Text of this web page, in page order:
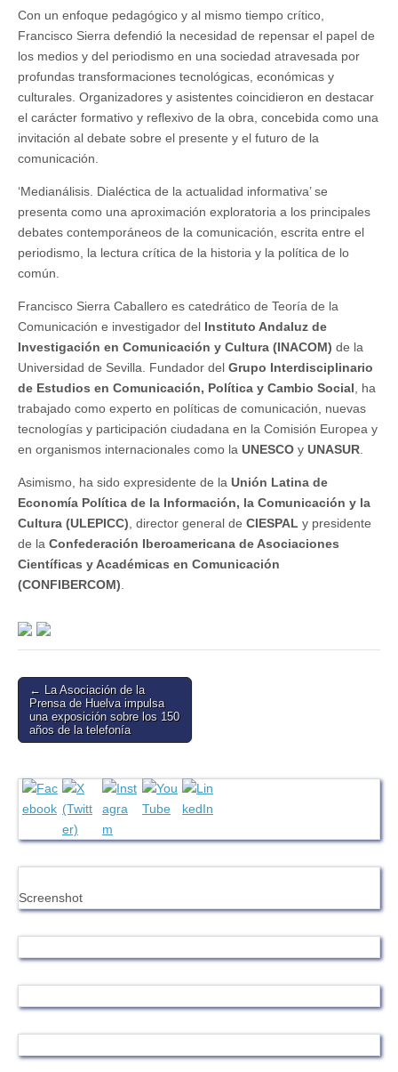
Con un enfoque pedagógico y al mismo tiempo crítico,
Francisco Sierra defendió la necesidad de repensar el papel de
los medios y del periodismo en una sociedad atravesada por
profundas transformaciones tecnológicas, económicas y
culturales. Organizadores y asistentes coincidieron en destacar
el carácter formativo y reflexivo de la obra, concebida como una
invitación al debate sobre el presente y el futuro de la
comunicación.
‘Medianálisis. Dialéctica de la actualidad informativa’ se
presenta como una aproximación exploratoria a los principales
debates contemporáneos de la comunicación, escrita entre el
periodismo, la lectura crítica de la historia y la política de lo
común.
Francisco Sierra Caballero es catedrático de Teoría de la
Comunicación e investigador del Instituto Andaluz de
Investigación en Comunicación y Cultura (INACOM) de la
Universidad de Sevilla. Fundador del Grupo Interdisciplinario
de Estudios en Comunicación, Política y Cambio Social , ha
trabajado como experto en políticas de comunicación, nuevas
tecnologías y participación ciudadana en la Comisión Europea y
en organismos internacionales como la UNESCO y UNASUR
Asimismo, ha sido expresidente de la Unión Latina de
Economía Política de la Información, la Comunicación y la
Cultura (ULEPICC) , director general de CIESPAL y presidente
de la Confederación Iberoamericana de Asociaciones
Científicas y Académicas en Comunicación
(CONFIBERCOM)
Post
navigation
← La Asociación de la
Prensa de Huelva impulsa
una exposición sobre los 150
años de la telefonía
Screenshot